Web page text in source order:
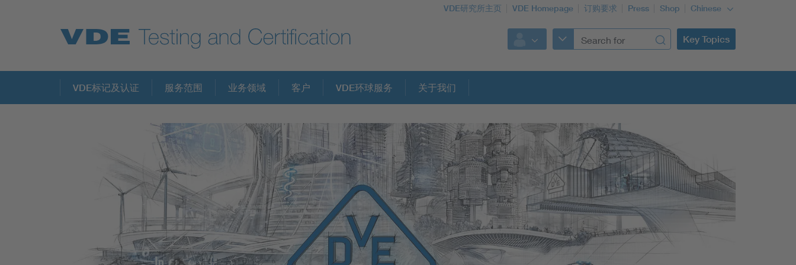
VDE研究所主页 VDE Homepage 订购要求 Press Shop Chinese
Key Topics
Key Topics
VDE标记及认证 服务范围 业务领域 客户 VDE环球服务 关于我们